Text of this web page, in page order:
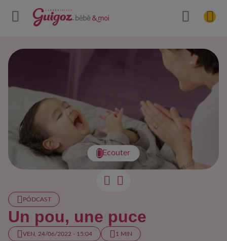
Ecouter
PÓDCAST
Un pou, une puce
VEN, 24/06/2022 - 15:04 1 MIN